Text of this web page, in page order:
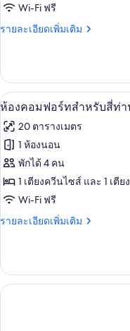
คอมฟอร์ท
ทริปเปิล
Wi-Fi ฟรี
รายละเอียดเพิ่มเติม
ราย
เกี่ยว
กับ
ห้อง
ทริปเปิล
เปิด
ภาพถ่าย
ทั้งหมด
ของ
ห้อง
คอมฟอร์ท
สำหรับ
ท่าน
6
ห้องคอมฟอร์ทสำหรับสี่ท่า
20 ตารางเมตร
1 ห้องนอน
พักได้ 4 คน
1 เตียงควีนไซส์ และ 1 เ
Wi-Fi ฟรี
รายละเอียดเพิ่มเติม
ราย
เกี่ยว
กับ
ห้อง